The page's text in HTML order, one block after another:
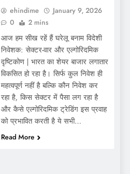
ehindime
January 9, 2026
0
2 mins
आज हम सीख रहें हैं घरेलू बनाम विदेशी
निवेशक: सेक्टर-वार और एल्गोरिदमिक
दृष्टिकोण | भारत का शेयर बाजार लगातार
विकसित हो रहा है। सिर्फ कुल निवेश ही
महत्वपूर्ण नहीं है बल्कि कौन निवेश कर
रहा है, किस सेक्टर में पैसा लग रहा है
और कैसे एल्गोरिदमिक ट्रेडिंग इस प्रवाह
को प्रभावित करती है ये सभी…
Read More